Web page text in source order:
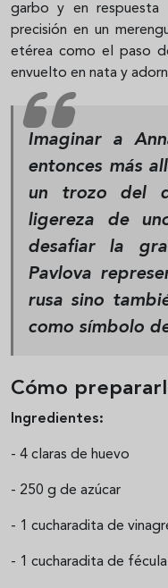
garbo y en
precisión en un
etérea como el paso
envuelto en nata y
Imaginar a
entonces más
un trozo del
ligereza de
desafiar la
Pavlova
rusa sino
como símbolo
Cómo
Ingredientes:
- 4 claras de huevo
- 250 g de azúcar
- 1 cucharadita de
- 1 cucharadita de